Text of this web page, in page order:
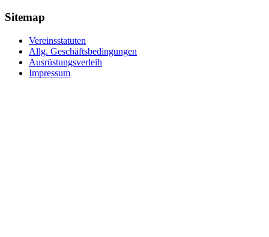
Sitemap
Vereinsstatuten
Allg. Geschäftsbedingungen
Ausrüstungsverleih
Impressum